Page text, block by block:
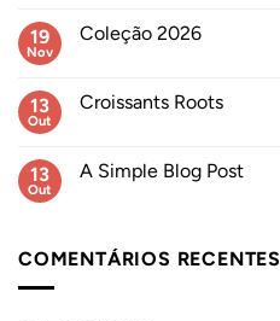
Day
Autódromo
Double
19
Nov
Coleção 2026
Coleção
13
Out
Croissants Roots
Croissants
13
Out
A Simple Blog Post
Simple
COMENTÁRIOS RECENTES